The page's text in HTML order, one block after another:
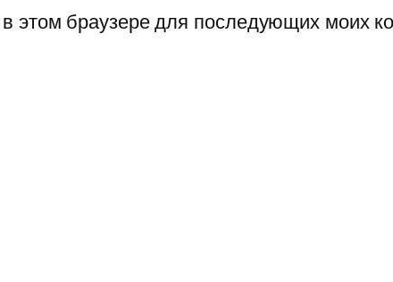
этом браузере для последующих моих